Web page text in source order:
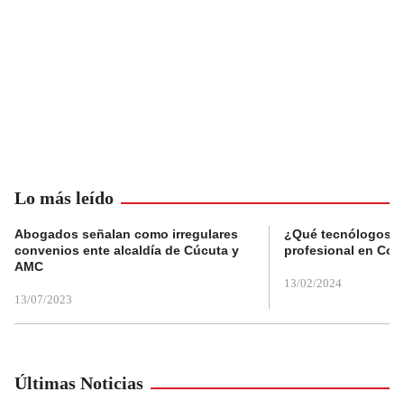
Lo más leído
Abogados señalan como irregulares
convenios ente alcaldía de Cúcuta y
AMC
13/07/2023
¿Qué tecnólogos
profesional en
13/02/2024
Últimas Noticias